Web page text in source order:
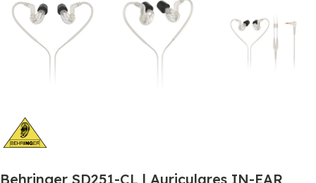
Behringer SD251-CL | Auriculares IN-EAR